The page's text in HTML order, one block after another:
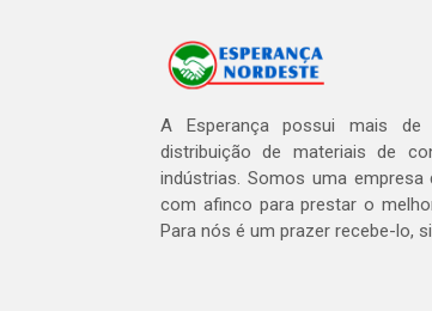
A Esperança possui mais
distribuição de materiais de
indústrias. Somos uma
com afinco para prestar o
Para nós é um prazer recebe-lo,